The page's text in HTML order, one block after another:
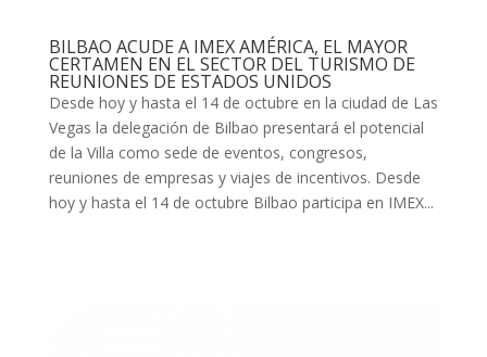
BILBAO ACUDE A IMEX AMÉRICA, EL MAYOR
CERTAMEN EN EL SECTOR DEL TURISMO DE
REUNIONES DE ESTADOS UNIDOS
Desde hoy y hasta el 14 de octubre en la ciudad de Las
Vegas la delegación de Bilbao presentará el potencial
de la Villa como sede de eventos, congresos,
reuniones de empresas y viajes de incentivos. Desde
hoy y hasta el 14 de octubre Bilbao participa en IMEX...